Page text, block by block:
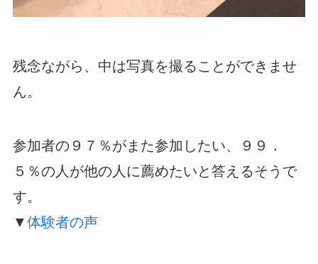
残念ながら、中は写真を撮ることができませ
ん。
参加者の９７％がまた参加したい、９９．
５％の人が他の人に薦めたいと答えるそうで
す。
▼体験者の声